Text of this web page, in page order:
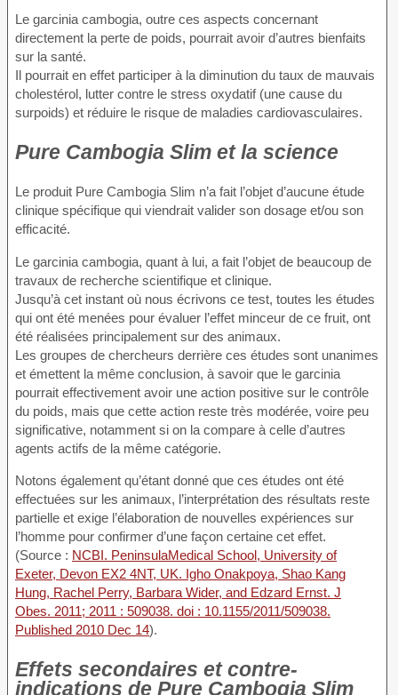
Le garcinia cambogia, outre ces aspects concernant
directement la perte de poids, pourrait avoir d’autres bienfaits
sur la santé.
Il pourrait en effet participer à la diminution du taux de mauvais
cholestérol, lutter contre le stress oxydatif (une cause du
surpoids) et réduire le risque de maladies cardiovasculaires.
Pure Cambogia Slim et la science
Le produit Pure Cambogia Slim n’a fait l’objet d’aucune étude
clinique spécifique qui viendrait valider son dosage et/ou son
efficacité.
Le garcinia cambogia, quant à lui, a fait l’objet de beaucoup de
travaux de recherche scientifique et clinique.
Jusqu’à cet instant où nous écrivons ce test, toutes les études
qui ont été menées pour évaluer l’effet minceur de ce fruit, ont
été réalisées principalement sur des animaux.
Les groupes de chercheurs derrière ces études sont unanimes
et émettent la même conclusion, à savoir que le garcinia
pourrait effectivement avoir une action positive sur le contrôle
du poids, mais que cette action reste très modérée, voire peu
significative, notamment si on la compare à celle d’autres
agents actifs de la même catégorie.
Notons également qu’étant donné que ces études ont été
effectuées sur les animaux, l’interprétation des résultats reste
partielle et exige l’élaboration de nouvelles expériences sur
l’homme pour confirmer d’une façon certaine cet effet.
(Source : NCBI. PeninsulaMedical School, University of
Exeter, Devon EX2 4NT, UK. Igho Onakpoya, Shao Kang
Hung, Rachel Perry, Barbara Wider, and Edzard Ernst. J
Obes. 2011; 2011 : 509038. doi : 10.1155/2011/509038.
Published 2010 Dec 14).
Effets secondaires et contre-
indications de Pure Cambogia Slim